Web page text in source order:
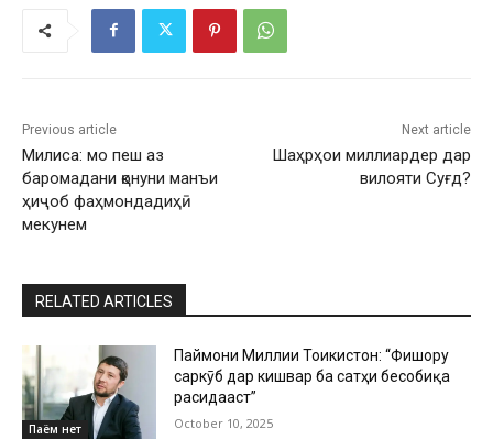
Previous article
Милиса: мо пеш аз
баромадани қонуни манъи
ҳиҷоб фаҳмондадиҳӣ
мекунем
Next article
Шаҳрҳои миллиардер дар
вилояти Суғд?
RELATED ARTICLES
Паём нет
Паймони Миллии Тоҷикистон: “Фишору
саркӯб дар кишвар ба сатҳи бесобиқа
расидааст”
October 10, 2025